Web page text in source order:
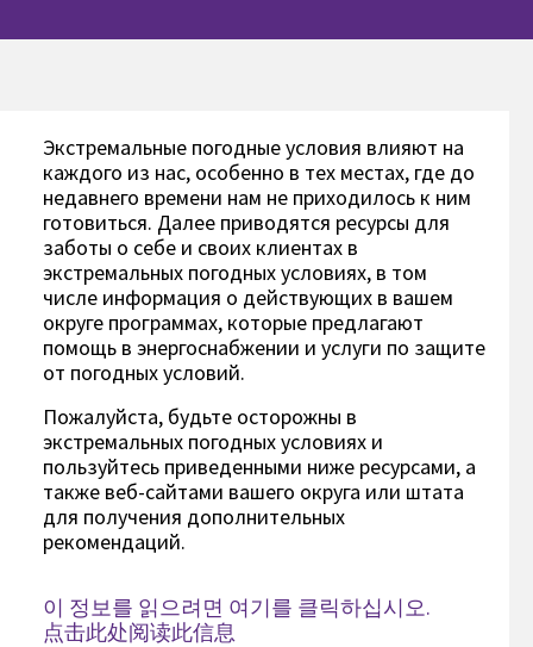
Экстремальные погодные условия влияют на
каждого из нас, особенно в тех местах, где до
недавнего времени нам не приходилось к ним
готовиться. Далее приводятся ресурсы для
заботы о себе и своих клиентах в
экстремальных погодных условиях, в том
числе информация о действующих в вашем
округе программах, которые предлагают
помощь в энергоснабжении и услуги по защите
от погодных условий.
Пожалуйста, будьте осторожны в
экстремальных погодных условиях и
пользуйтесь приведенными ниже ресурсами, а
также веб-сайтами вашего округа или штата
для получения дополнительных
рекомендаций.
이 정보를 읽으려면 여기를 클릭하십시오.
点击此处阅读此信息